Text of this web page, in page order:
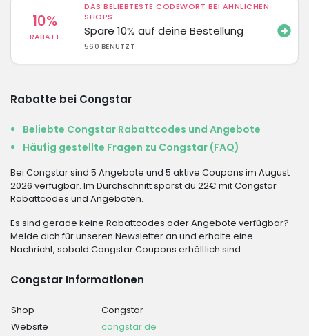
10%
RABATT
DAS BELIEBTESTE CODEWORT BEI ÄHNLICHEN
SHOPS
Spare 10% auf deine Bestellung
560 BENUTZT
Rabatte bei Congstar
Beliebte Congstar Rabattcodes und Angebote
Häufig gestellte Fragen zu Congstar (FAQ)
Bei Congstar sind 5 Angebote und 5 aktive Coupons im August
2026 verfügbar. Im Durchschnitt sparst du 22€ mit Congstar
Rabattcodes und Angeboten.
Es sind gerade keine Rabattcodes oder Angebote verfügbar?
Melde dich für unseren Newsletter an und erhalte eine
Nachricht, sobald Congstar Coupons erhältlich sind.
Congstar Informationen
Shop
Congstar
Website
congstar.de